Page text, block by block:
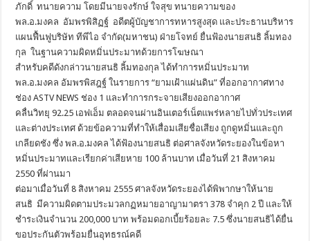
ภักดิ์ ทนายความ โดยมีนายจงรักษ์ ใจสุข ทนายความของ
พล.อ.มงคล อัมพรพิสิฏฐ์ อดีตผู้บัญชาการทหารสูงสุด และประธานบริหาร
แผนฟื้นฟูบริษัท ทีพีไอ จำกัด(มหาชน) ฝ่ายโจทย์ ยื่นฟ้องนายสนธิ ลิ้มทอง
กุล ในฐานความผิดหมิ่นประมาทด้วยการโฆษณา
สำหรับคดีดังกล่าวนายสนธิ ลิ้มทองกุล ได้ทำการหมิ่นประมาท
พล.อ.มงคล อัมพรพิสฎฐ์ ในรายการ “ยามเฝ้าแผ่นดิน” ที่ออกอากาศทาง
ช่อง ASTV NEWS ช่อง 1 และทำการกระจายเสียงออกอากาศ
คลื่นวิทยุ 92.25 เอฟเอ็ม ตลอดจนผ่านอินเตอร์เน็ตแพร่หลายไปทั่วประเทศ
และต่างประเทศ ด้วยข้อความที่ทำให้เสื่อมเสียชื่อเสียง ถูกดูหมิ่นและถูก
เกลียดชัง ซึ่ง พล.อ.มงคล ได้ฟ้องนายสนธิ ต่อศาลจังหวัดระยองในข้อหา
หมิ่นประมาทและเรียกค่าเสียหาย 100 ล้านบาท เมื่อวันที่ 21 สิงหาคม
2550 ที่ผ่านมา
ต่อมาเมื่อวันที่ 8 สิงหาคม 2555 ศาลจังหวัดระยองได้พิพากษาให้นาย
สนธิ มีความผิดตามประมวลกฏหมายอาญามาตรา 378 จำคุก 2 ปี และให้
ชำระเงินจำนวน 200,000 บาท พร้อมดอกเบี้ยร้อยละ 7.5 ซึ่งนายสนธิได้ยื่น
ขอประกันตัวพร้อมยื่นอุทธรณ์คดี